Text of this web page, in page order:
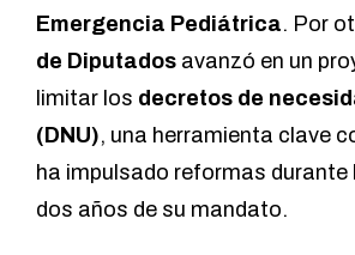
Emergencia Pediátrica. Por
de Diputados avanzó en un
limitar los decretos de
(DNU), una herramienta clave
ha impulsado reformas durante
dos años de su mandato.